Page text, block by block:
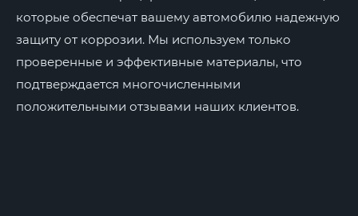
которые обеспечат вашему автомобилю надежную
защиту от коррозии. Мы используем только
проверенные и эффективные материалы, что
подтверждается многочисленными
положительными отзывами наших клиентов.